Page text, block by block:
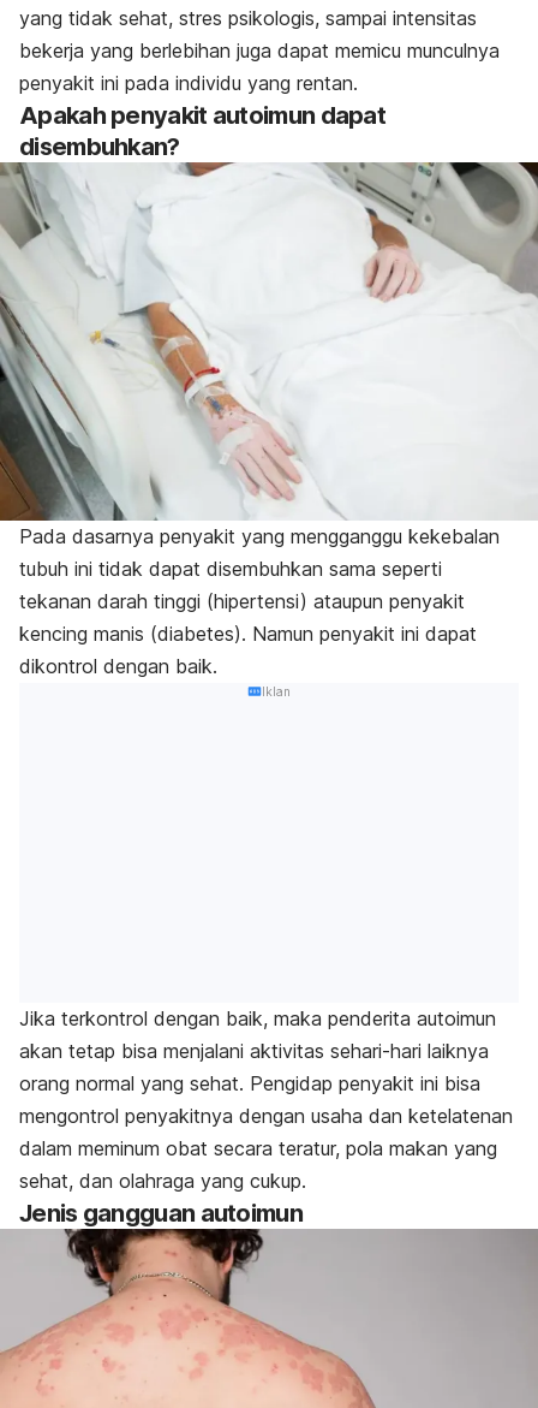
yang tidak sehat, stres psikologis, sampai intensitas
bekerja yang berlebihan juga dapat memicu munculnya
penyakit ini pada individu yang rentan.
Apakah penyakit autoimun dapat
disembuhkan?
Pada dasarnya penyakit yang mengganggu kekebalan
tubuh ini tidak dapat disembuhkan sama seperti
tekanan darah tinggi (hipertensi) ataupun penyakit
kencing manis (diabetes). Namun penyakit ini dapat
dikontrol dengan baik.
Iklan
Jika terkontrol dengan baik, maka penderita autoimun
akan tetap bisa menjalani aktivitas sehari-hari laiknya
orang normal yang sehat. Pengidap penyakit ini bisa
mengontrol penyakitnya dengan usaha dan ketelatenan
dalam meminum obat secara teratur, pola makan yang
sehat, dan olahraga yang cukup.
Jenis gangguan autoimun